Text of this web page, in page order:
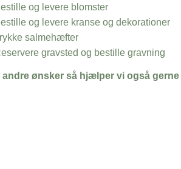
og levere blomster
og levere kranse og dekorationer
salmehæfter
gravsted og bestille gravning
andre ønsker så hjælper vi også gerne